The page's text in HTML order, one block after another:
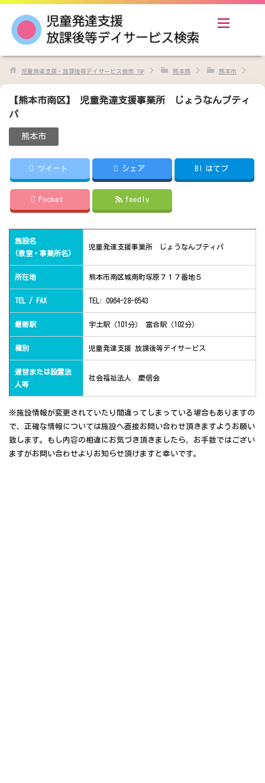
児童発達支援・放課後等デイサービス検索 TOP 熊本県 熊本市
【熊本市南区】 児童発達支援事業所 じょうなんプティ
パ
熊本市
ツイート シェア B! はてブ
Pocket feedly
施設名
(教室・事業所名)
児童発達支援事業所 じょうなんプティパ
所在地 熊本市南区城南町塚原７１７番地５
TEL / FAX TEL: 0964-28-6543
最寄駅 宇土駅（101分） 富合駅（102分）
種別 児童発達支援 放課後等デイサービス
運営または設置法
人等
社会福祉法人 慶信会
※施設情報が変更されていたり間違ってしまっている場合もありますの
で、正確な情報については施設へ直接お問い合わせ頂きますようお願い
致します。もし内容の相違にお気づき頂きましたら、お手数ではござい
ますがお問い合わせよりお知らせ頂けますと幸いです。